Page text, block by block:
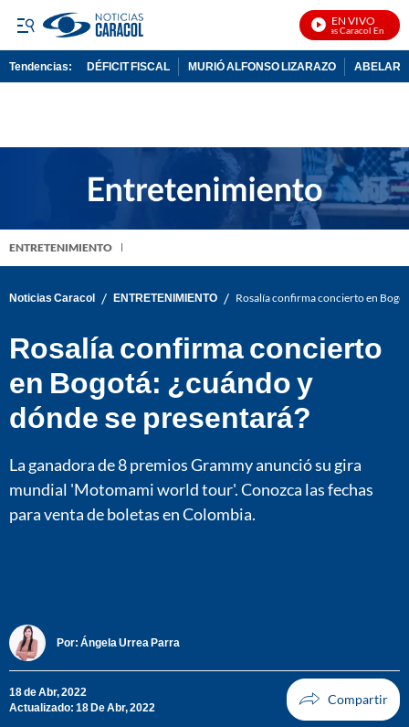
EN VIVO
Noticias Caracol En Vivo
Tendencias: DÉFICIT FISCAL MURIÓ ALFONSO LIZARAZO
ENTRETENIMIENTO
Noticias Caracol / ENTRETENIMIENTO / Rosalía confirma concierto en
Rosalía confirma concierto
en Bogotá: ¿cuándo y
dónde se presentará?
La ganadora de 8 premios Grammy anunció su gira
mundial 'Motomami world tour'. Conozca las fechas
para venta de boletas en Colombia.
Por: Ángela Urrea Parra
18 de Abr, 2022
Actualizado: 18 De Abr, 2022